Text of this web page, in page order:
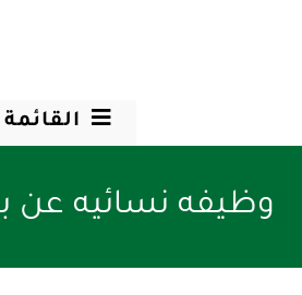
القائمة
وظيفه نسائيه عن